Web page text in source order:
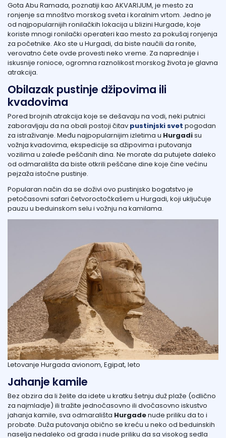
Gota Abu Ramada, poznatiji kao AKVARIJUM, je mesto za
ronjenje sa mnoštvo morskog sveta i koralnim vrtom. Jedno je
od najpopularnijih ronilačkih lokacija u blizini Hurgade, koje
koriste mnogi ronilački operateri kao mesto za pokušaj ronjenja
za početnike. Ako ste u Hurgadi, da biste naučili da ronite,
verovatno ćete ovde provesti neko vreme. Za naprednije i
iskusnije ronioce, ogromna raznolikost morskog života je glavna
atrakcija.
Obilazak pustinje džipovima ili
kvadovima
Pored brojnih atrakcija koje se dešavaju na vodi, neki putnici
zaboravljaju da na obali postoji čitav pustinjski svet pogodan
za istraživanje. Među najpopularnijim izletima u Hurgadisu
vožnja kvadovima, ekspedicije sa džipovima i putovanja
vozilima u zaleđe peščanih dina. Ne morate da putujete daleko
od odmarališta da biste otkrili peščane dine koje čine većinu
pejzaža istočne pustinje.
Popularan način da se doživi ovo pustinjsko bogatstvo je
petočasovni safari četvoroctočkašem u Hurgadi, koji uključuje
pauzu u beduinskom selu i vožnju na kamilama.
Letovanje Hurgada avionom, Egipat, leto
Jahanje kamile
Bez obzira da li želite da idete u kratku šetnju duž plaže (odlično
za najmladje) ili tražite jednočasovno ili dvočasovno iskustvo
jahanja kamile, sva odmarališta Hurgadenude priliku da to i
probate. Duža putovanja obično se kreću u neko od beduinskih
naselja nedaleko od grada i nude priliku da sa visokog sedla